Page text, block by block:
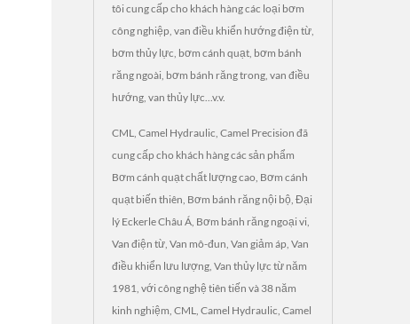
tôi cung cấp cho khách hàng các loại bơm
công nghiệp, van điều khiển hướng điện từ,
bơm thủy lực, bơm cánh quạt, bơm bánh
răng ngoài, bơm bánh răng trong, van điều
hướng, van thủy lực...v.v.
CML, Camel Hydraulic, Camel Precision đã
cung cấp cho khách hàng các sản phẩm
Bơm cánh quạt chất lượng cao, Bơm cánh
quạt biến thiên, Bơm bánh răng nội bộ, Đại
lý Eckerle Châu Á, Bơm bánh răng ngoại vi,
Van điện từ, Van mô-đun, Van giảm áp, Van
điều khiển lưu lượng, Van thủy lực từ năm
1981, với công nghệ tiên tiến và 38 năm
kinh nghiệm, CML, Camel Hydraulic, Camel